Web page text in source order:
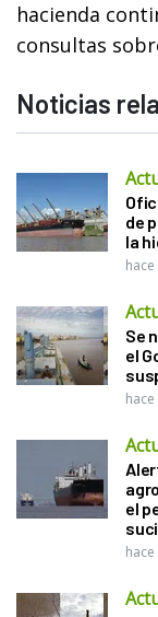
hacienda
consultas
Noticias
de
la
Se
el
el